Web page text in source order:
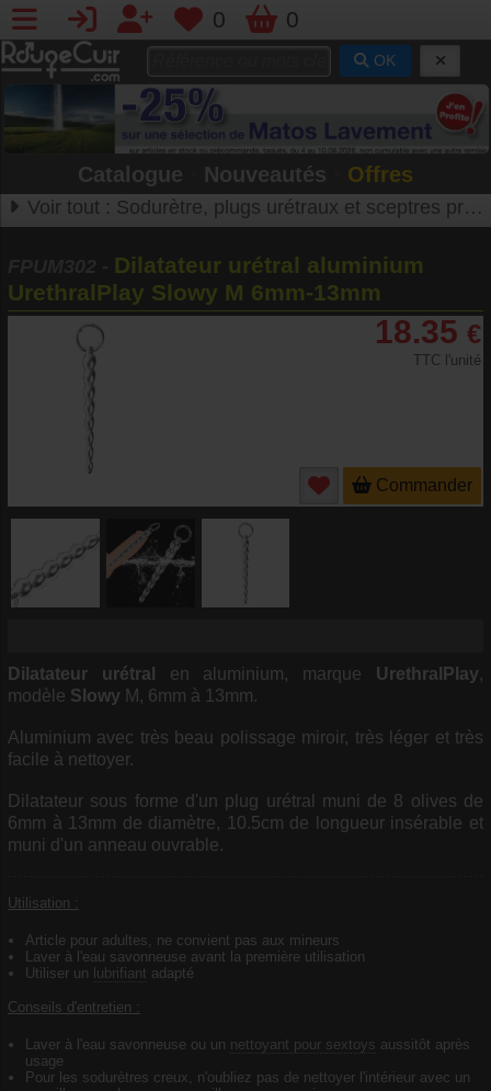
0 0
OK
Catalogue Nouveautés Offres
Voir tout : Sodurètre, plugs urétraux et sceptres princiers
Dilatateur urétral aluminium
UrethralPlay Slowy M 6mm-13mm
18.35 €
TTC l'unité
Commander
Dilatateur urétral en aluminium, marque UrethralPlay,
modèle Slowy M, 6mm à 13mm.
Aluminium avec très beau polissage miroir, très léger et très
facile à nettoyer.
Dilatateur sous forme d'un plug urétral muni de 8 olives de
6mm à 13mm de diamètre, 10.5cm de longueur insérable et
muni d'un anneau ouvrable.
Utilisation :
Article pour adultes, ne convient pas aux mineurs
Laver à l'eau savonneuse avant la première utilisation
Utiliser un lubrifiant adapté
Conseils d'entretien :
Laver à l'eau savonneuse ou un nettoyant pour sextoys aussitôt après
usage
Pour les sodurètres creux, n'oubliez pas de nettoyer l'intérieur avec un